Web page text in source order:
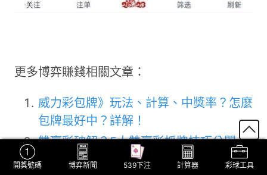
更多博弈賺錢相關文章：
威力彩包牌》玩法、計算、中獎率？怎麼
包牌最好中？詳解！
雙贏彩破解？5大雙贏彩抓牌技巧公開！
鬥地主怎麼玩？規則介紹，附3招神技巧
開獎號碼 博弈新聞 539下注 計算器 彩球工具